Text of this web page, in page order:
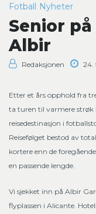
Fotball Nyheter
Senior
Albir
Redaksjonen 24.
Etter et års opphold fra
ta turen til varmere strøk
reisedestinasjon i
Reisefølget bestod av
kortere enn de
en passende lengde.
Vi sjekket inn på Albir
flyplassen i Alicante.